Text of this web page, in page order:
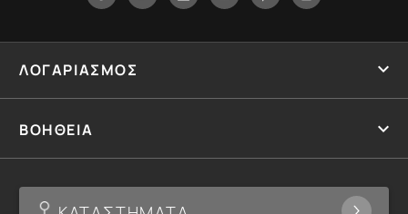
ΒΟΗΘΕΙΑ 
ΛΟΓΑΡΙΑΣΜΟΣ 